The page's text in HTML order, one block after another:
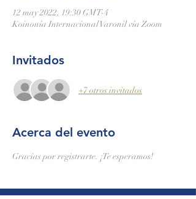
12 may 2022, 19:30 GMT-4
Koinonía Internacional Varonil vía Zoom
Invitados
+7 otros invitados
Acerca del evento
Gracias por registrarte. ¡Te esperamos!